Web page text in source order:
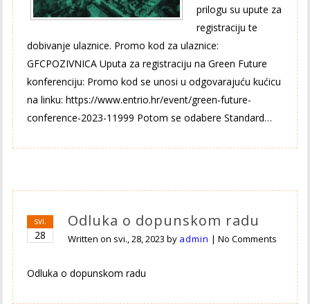
prilogu su upute za
registraciju te
dobivanje ulaznice. Promo kod za ulaznice:
GFCPOZIVNICA Uputa za registraciju na Green Future
konferenciju: Promo kod se unosi u odgovarajuću kućicu
na linku: https://www.entrio.hr/event/green-future-
conference-2023-11999 Potom se odabere Standard…
svi.
28
Odluka o dopunskom radu
Written on svi., 28, 2023 by admin |No Comments
Odluka o dopunskom radu